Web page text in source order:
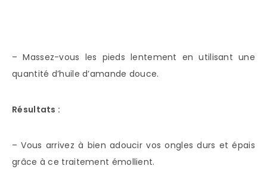
– Massez-vous les pieds lentement en utilisant une
quantité d’huile d’amande douce.
Résultats :
– Vous arrivez à bien adoucir vos ongles durs et épais
grâce à ce traitement émollient.